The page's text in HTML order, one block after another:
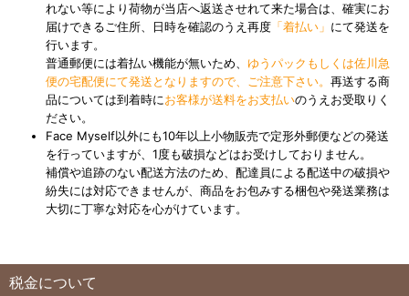
れない等により荷物が当店へ返送させれて来た場合は、確実にお
届けできるご住所、日時を確認のうえ再度 「着払い」 にて発送を
行います。
普通郵便には着払い機能が無いため、 ゆうパックもしくは佐川急
便の宅配便にて発送となりますので、ご注意下さい。 再送する商
品については到着時にお客様が送料をお支払いのうえお受取りく
ださい。
Face Myself以外にも10年以上小物販売で定形外郵便などの発送
を行っていますが、1度も破損などはお受けしておりません。
補償や追跡のない配送方法のため、配達員による配送中の破損や
紛失には対応できませんが、商品をお包みする梱包や発送業務は
大切に丁寧な対応を心がけています。
税金について